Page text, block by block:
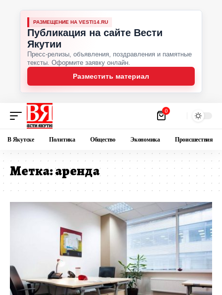
РАЗМЕЩЕНИЕ НА VESTI14.RU
Публикация на сайте Вести
Якутии
Пресс-релизы, объявления, поздравления и памятные
тексты. Оформите заявку онлайн.
Разместить материал
0
В Якутске Политика Общество Экономика Происшествия
Метка:аренда